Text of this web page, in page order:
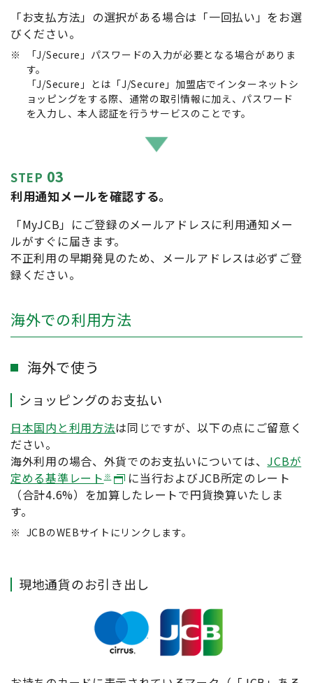
「お支払方法」の選択がある場合は「一回払い」をお選
びください。
※
「J/Secure」パスワードの入力が必要となる場合がありま
す。
「J/Secure」とは「J/Secure」加盟店でインターネットシ
ョッピングをする際、通常の取引情報に加え、パスワード
を入力し、本人認証を行うサービスのことです。
STEP 03
利用通知メールを確認する。
「MyJCB」にご登録のメールアドレスに利用通知メー
ルがすぐに届きます。
不正利用の早期発見のため、メールアドレスは必ずご登
録ください。
海外での利用方法
海外で使う
ショッピングのお支払い
日本国内と利用方法は同じですが、以下の点にご留意く
ださい。
海外利用の場合、外貨でのお支払いについては、 JCBが
定める基準レート※
に当行およびJCB所定のレート
（合計4.6%）を加算したレートで円貨換算いたしま
す。
※ JCBのWEBサイトにリンクします。
現地通貨のお引き出し